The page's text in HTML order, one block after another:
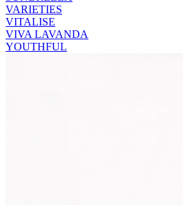
VARIETIES
VITALISE
VIVA LAVANDA
YOUTHFUL